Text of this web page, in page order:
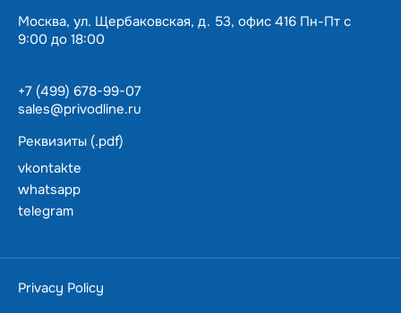
варианты решения.
Ценим ваше время — подберем и доставим в
пределах Москвы
Москва, ул. Щербаковская, д. 53, офис 416 Пн-Пт с
9:00 до 18:00
+7 (499) 678-99-07
sales@privodline.ru
Реквизиты (.pdf)
vkontakte
whatsapp
telegram
Privacy Policy